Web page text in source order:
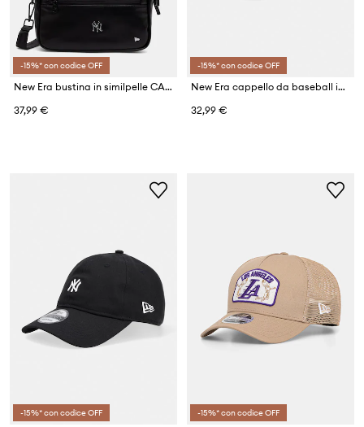
-15%* con codice OFF
New Era bustina in similpelle CAMERA BAG NYY
37,99 €
-15%* con codice OFF
New Era cappello da baseball in cotone WASH DISTRESS 920
32,99 €
-15%* con codice OFF -15%* con codice OFF